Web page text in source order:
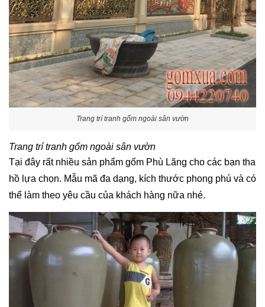
Trang trí tranh gốm ngoài sân vườn
Trang trí tranh gốm ngoài sân vườn
Tại đây rất nhiều sản phẩm gốm Phù Lãng cho các bạn tha
hồ lựa chọn. Mẫu mã đa dạng, kích thước phong phú và có
thể làm theo yêu cầu của khách hàng nữa nhé.